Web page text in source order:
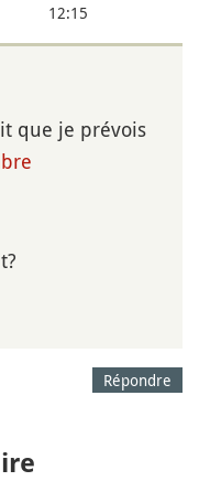
12:15
que je prévois
Répondre